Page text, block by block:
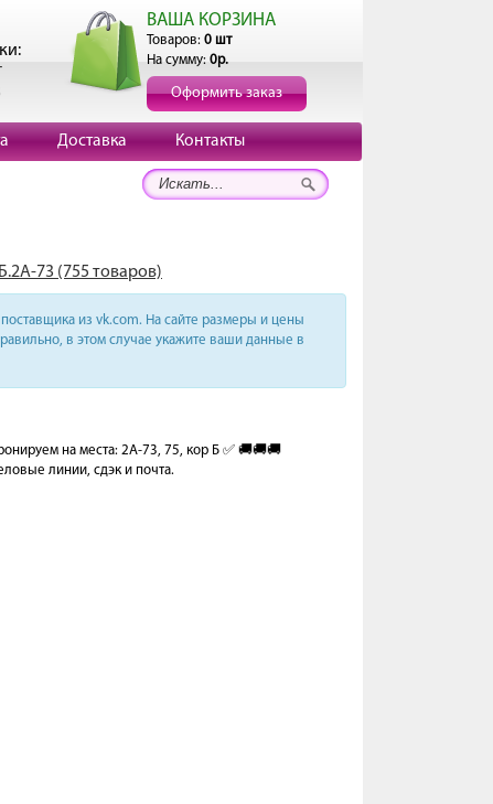
ВАША КОРЗИНА
Товаров: 0 шт
На сумму: 0р.
Оформить заказ
Доставка Контакты
73 (755 товаров)
из vk.com. На сайте размеры и цены
в этом случае укажите ваши данные в
на места: 2А-73, 75, кор Б ✅ 🚚🚚🚚
линии, сдэк и почта.